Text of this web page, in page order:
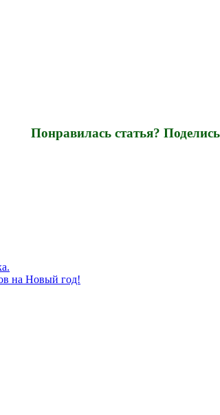
Понравилась статья?
на Новый год!